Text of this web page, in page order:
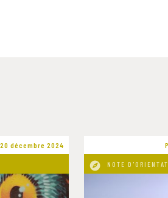
décembre 2024
NOTE